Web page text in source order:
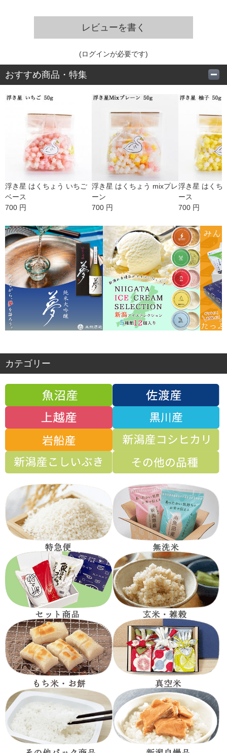
レビューを書く
(ログインが必要です)
おすすめ商品・特集
浮き星 はくちょう いちご
ベース
700 円
浮き星 はくちょう mixプレ
ーン
700 円
浮き星 はくち
ース
700 円
カテゴリー